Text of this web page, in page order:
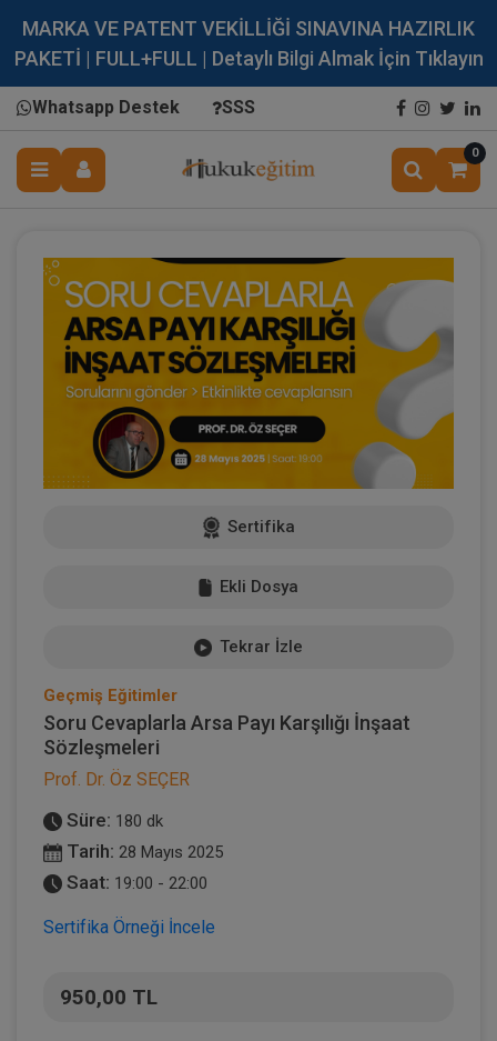
MARKA VE PATENT VEKİLLİĞİ SINAVINA HAZIRLIK
PAKETİ | FULL+FULL | Detaylı Bilgi Almak İçin Tıklayın
Whatsapp Destek SSS
0
Sertifika
Ekli Dosya
Tekrar İzle
Geçmiş Eğitimler
Soru Cevaplarla Arsa Payı Karşılığı İnşaat
Sözleşmeleri
Prof. Dr. Öz SEÇER
Süre: 180 dk
Tarih: 28 Mayıs 2025
Saat: 19:00 - 22:00
Sertifika Örneği İncele
950,00 TL